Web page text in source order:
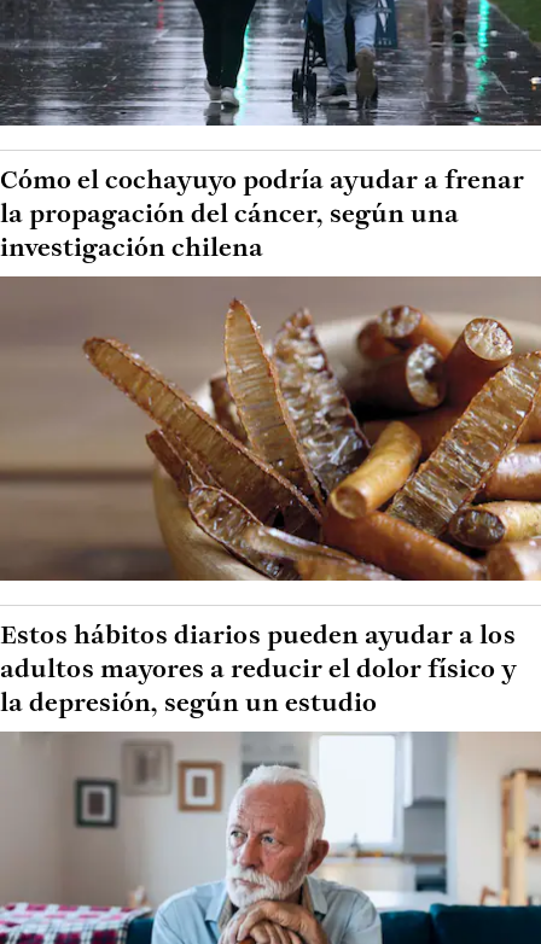
Cómo el cochayuyo podría ayudar a frenar
la propagación del cáncer, según una
investigación chilena
Estos hábitos diarios pueden ayudar a los
adultos mayores a reducir el dolor físico y
la depresión, según un estudio